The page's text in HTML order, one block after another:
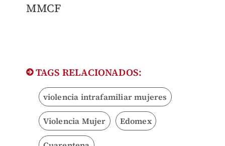
MMCF
TAGS RELACIONADOS:
violencia intrafamiliar mujeres
Violencia Mujer Edomex